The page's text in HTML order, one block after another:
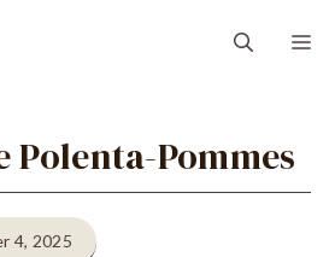
Polenta-Pommes
4, 2025